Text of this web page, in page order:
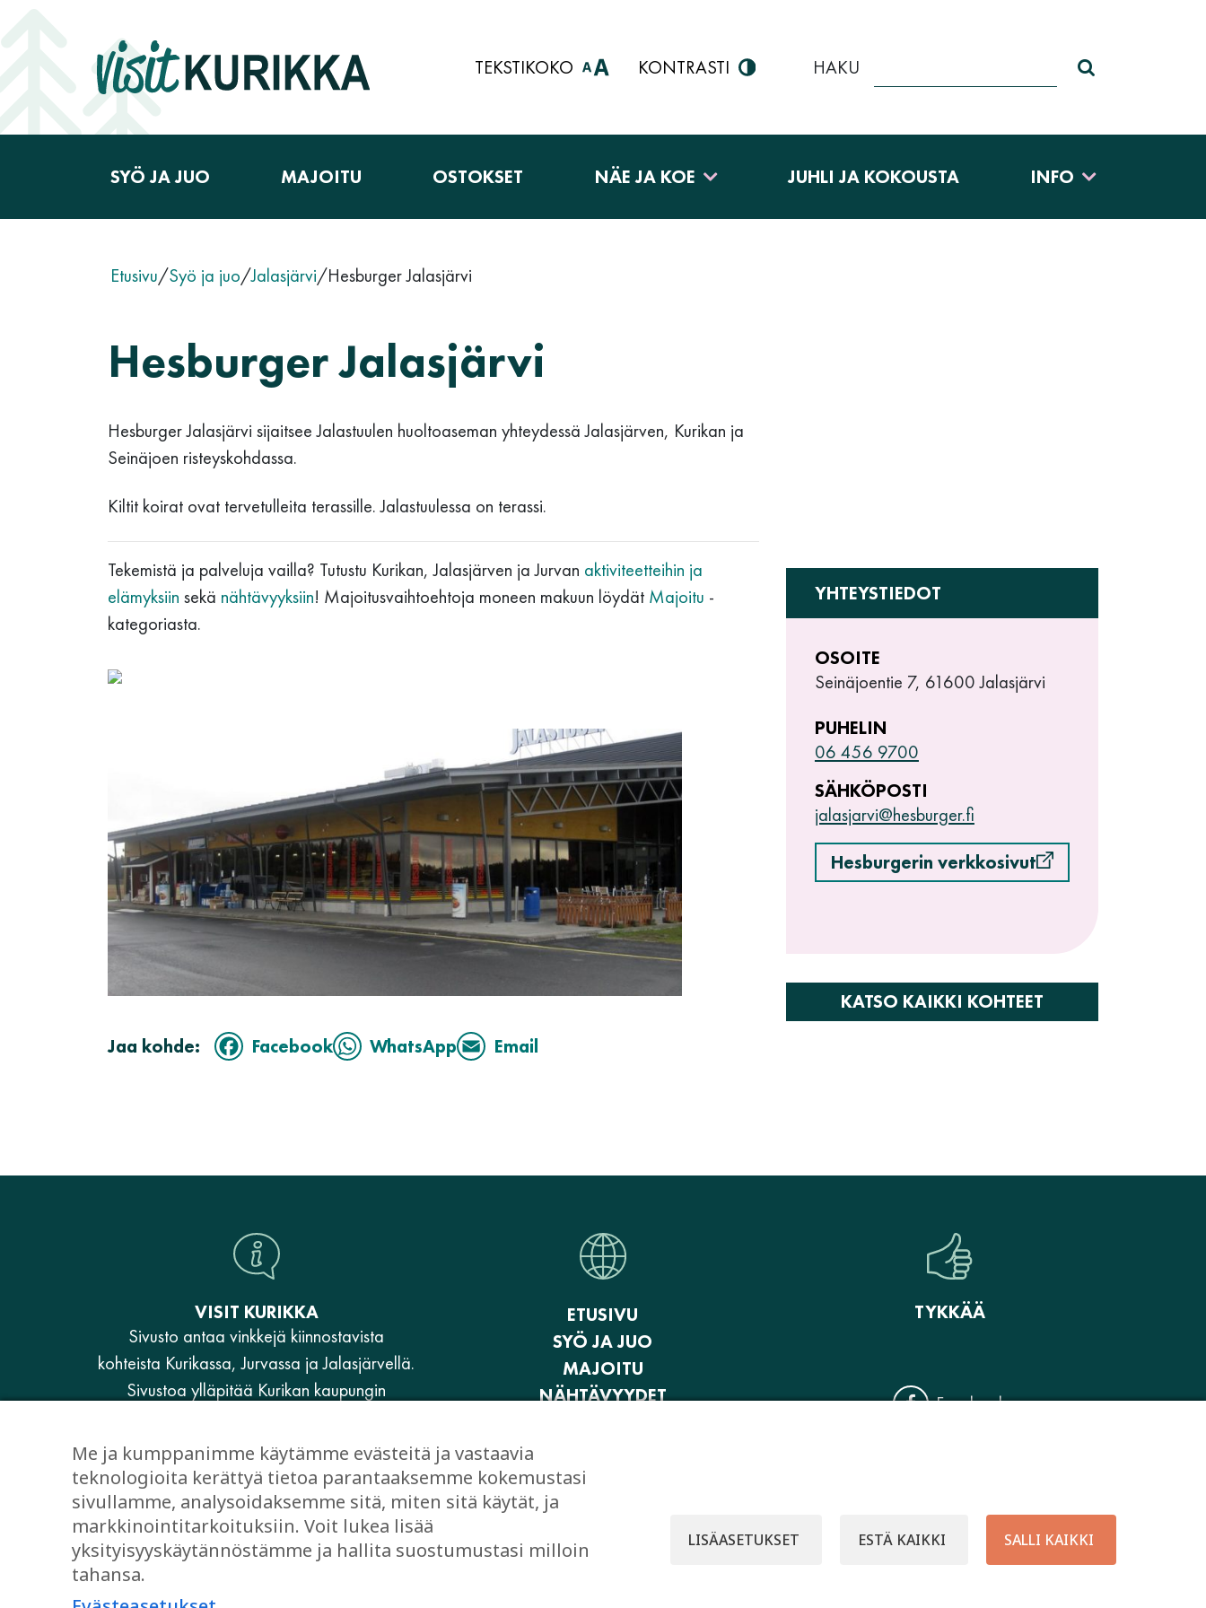
TEKSTIKOKO KONTRASTI HAKU
Päävalikko
SYÖ JA JUO MAJOITU OSTOKSET NÄE JA KOE JUHLI JA KOKOUSTA INFO
Etusivu/Syö ja juo/Jalasjärvi/Hesburger Jalasjärvi
Hesburger Jalasjärvi
Hesburger Jalasjärvi sijaitsee Jalastuulen huoltoaseman yhteydessä Jalasjärven, Kurikan ja
Seinäjoen risteyskohdassa.
Kiltit koirat ovat tervetulleita terassille. Jalastuulessa on terassi.
Tekemistä ja palveluja vailla? Tutustu Kurikan, Jalasjärven ja Jurvan aktiviteetteihin ja
elämyksiin sekä nähtävyyksiin! Majoitusvaihtoehtoja moneen makuun löydät Majoitu -
kategoriasta.
Jaa kohde: Facebook WhatsApp Email
YHTEYSTIEDOT
OSOITE
Seinäjoentie 7, 61600 Jalasjärvi
PUHELIN
06 456 9700
SÄHKÖPOSTI
jalasjarvi@hesburger.fi
Hesburgerin verkkosivut
KATSO KAIKKI KOHTEET
VISIT KURIKKA
Sivusto antaa vinkkejä kiinnostavista
kohteista Kurikassa, Jurvassa ja Jalasjärvellä.
Sivustoa ylläpitää Kurikan kaupungin
www.kurikka.fi
Anna palautetta VisitKurikka-sivusta
ETUSIVU
SYÖ JA JUO
MAJOITU
NÄHTÄVYYDET
JUHLI JA KOKOUSTA
EVÄSTEASETUKSET
TYKKÄÄ
Facebook
Me ja kumppanimme käytämme evästeitä ja vastaavia
teknologioita kerättyä tietoa parantaaksemme kokemustasi
sivullamme, analysoidaksemme sitä, miten sitä käytät, ja
markkinointitarkoituksiin. Voit lukea lisää
yksityisyyskäytännöstämme ja hallita suostumustasi milloin
tahansa.
LISÄASETUKSET ESTÄ KAIKKI SALLI KAIKKI